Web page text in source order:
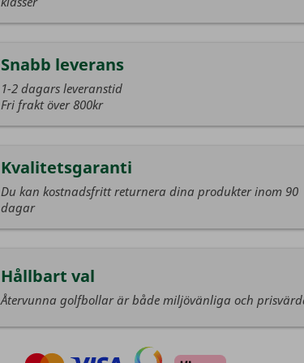
Snabb leverans
1-2 dagars leveranstid
Fri frakt över 800kr
Kvalitetsgaranti
Du kan kostnadsfritt returnera dina produkter inom 90
dagar
Hållbart val
Återvunna golfbollar är både miljövänliga och